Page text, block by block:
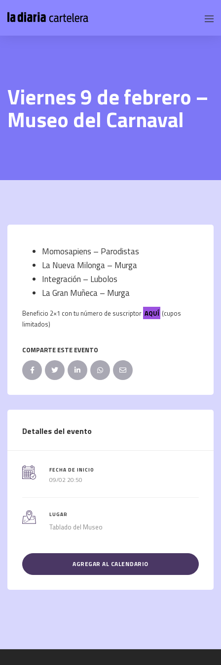
Viernes 9 de febrero –
Museo del Carnaval
Momosapiens – Parodistas
La Nueva Milonga – Murga
Integración – Lubolos
La Gran Muñeca – Murga
Beneficio 2×1 con tu número de suscriptor AQUÍ (cupos
limitados)
COMPARTE ESTE EVENTO
Detalles del evento
FECHA DE INICIO
09/02 20:50
LUGAR
Tablado del Museo
AGREGAR AL CALENDARIO